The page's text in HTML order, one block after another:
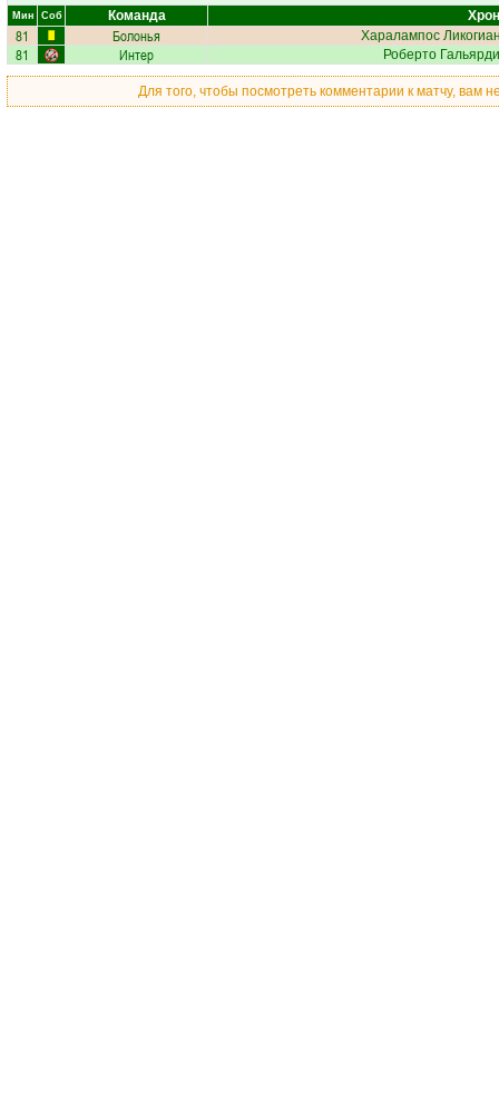
Мин Соб Команда
81 Болонья Харалампос
81 Интер Роберто
Для того, чтобы посмотреть комментарии к матчу, вам